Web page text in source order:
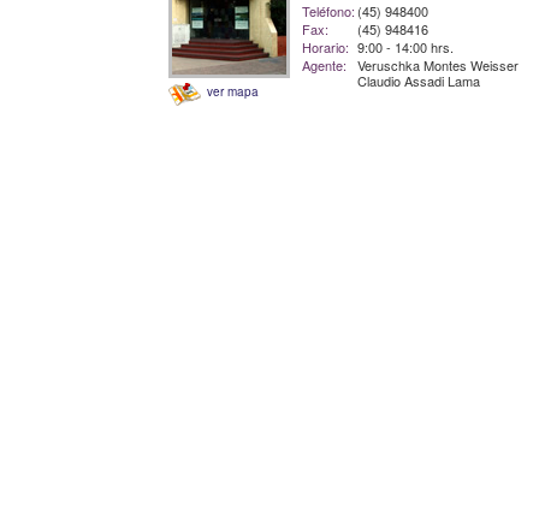
ver mapa
Teléfono: (45) 948400
Fax:
(45) 948416
Horario: 9:00 - 14:00 hrs.
Agente:
Veruschka Montes Weisser
Claudio Assadi Lama